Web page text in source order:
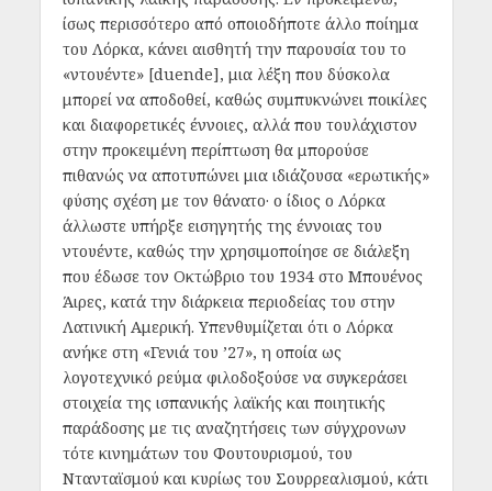
ίσως περισσότερο από οποιοδήποτε άλλο ποίημα
του Λόρκα, κάνει αισθητή την παρουσία του το
«ντουέντε» [duende], μια λέξη που δύσκολα
μπορεί να αποδοθεί, καθώς συμπυκνώνει ποικίλες
και διαφορετικές έννοιες, αλλά που τουλάχιστον
στην προκειμένη περίπτωση θα μπορούσε
πιθανώς να αποτυπώνει μια ιδιάζουσα «ερωτικής»
φύσης σχέση με τον θάνατο· ο ίδιος ο Λόρκα
άλλωστε υπήρξε εισηγητής της έννοιας του
ντουέντε, καθώς την χρησιμοποίησε σε διάλεξη
που έδωσε τον Οκτώβριο του 1934 στο Μπουένος
Άιρες, κατά την διάρκεια περιοδείας του στην
Λατινική Αμερική. Υπενθυμίζεται ότι ο Λόρκα
ανήκε στη «Γενιά του ’27», η οποία ως
λογοτεχνικό ρεύμα φιλοδοξούσε να συγκεράσει
στοιχεία της ισπανικής λαϊκής και ποιητικής
παράδοσης με τις αναζητήσεις των σύγχρονων
τότε κινημάτων του Φουτουρισμού, του
Ντανταϊσμού και κυρίως του Σουρρεαλισμού, κάτι